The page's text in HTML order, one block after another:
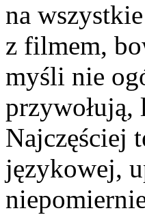
na
z filmem,
myśli nie
przywołują,
Najczęściej
językowej,